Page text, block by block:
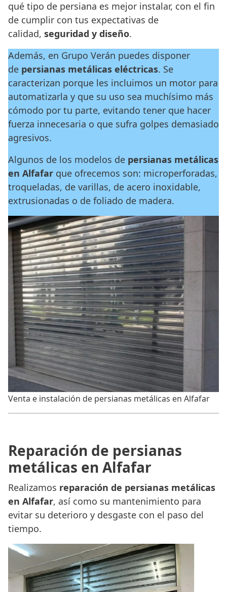
qué tipo de persiana es mejor instalar, con el fin
de cumplir con tus expectativas de
calidad, seguridad y diseño.
Además, en Grupo Verán puedes disponer
de persianas metálicas eléctricas. Se
caracterizan porque les incluimos un motor para
automatizarla y que su uso sea muchísimo más
cómodo por tu parte, evitando tener que hacer
fuerza innecesaria o que sufra golpes demasiado
agresivos.
Algunos de los modelos de persianas metálicas
en Alfafar que ofrecemos son: microperforadas,
troqueladas, de varillas, de acero inoxidable,
extrusionadas o de foliado de madera.
Venta e instalación de persianas metálicas en Alfafar
Reparación de persianas
metálicas en Alfafar
Realizamos reparación de persianas metálicas
en Alfafar, así como su mantenimiento para
evitar su deterioro y desgaste con el paso del
tiempo.